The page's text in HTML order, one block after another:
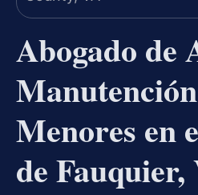
Abogado de
Menores en
de Fauquier,